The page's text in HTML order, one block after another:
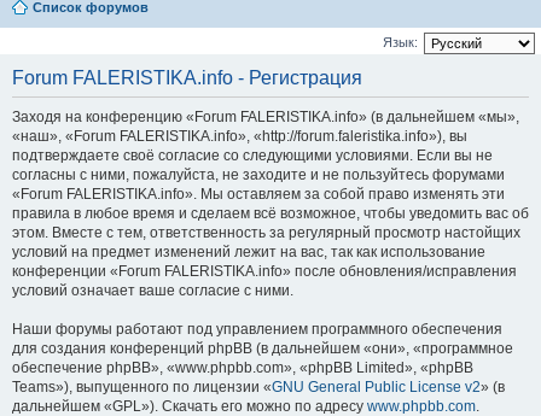
Список форумов
Язык:
Forum FALERISTIKA.info - Регистрация
Заходя на конференцию «Forum FALERISTIKA.info» (в дальнейшем «мы»,
«наш», «Forum FALERISTIKA.info», «http://forum.faleristika.info»), вы
подтверждаете своё согласие со следующими условиями. Если вы не
согласны с ними, пожалуйста, не заходите и не пользуйтесь форумами
«Forum FALERISTIKA.info». Мы оставляем за собой право изменять эти
правила в любое время и сделаем всё возможное, чтобы уведомить вас об
этом. Вместе с тем, ответственность за регулярный просмотр настойщих
условий на предмет изменений лежит на вас, так как использование
конференции «Forum FALERISTIKA.info» после обновления/исправления
условий означает ваше согласие с ними.
Наши форумы работают под управлением программного обеспечения
для создания конференций phpBB (в дальнейшем «они», «программное
обеспечение phpBB», «www.phpbb.com», «phpBB Limited», «phpBB
Teams»), выпущенного по лицензии «GNU General Public License v2» (в
дальнейшем «GPL»). Скачать его можно по адресу www.phpbb.com.